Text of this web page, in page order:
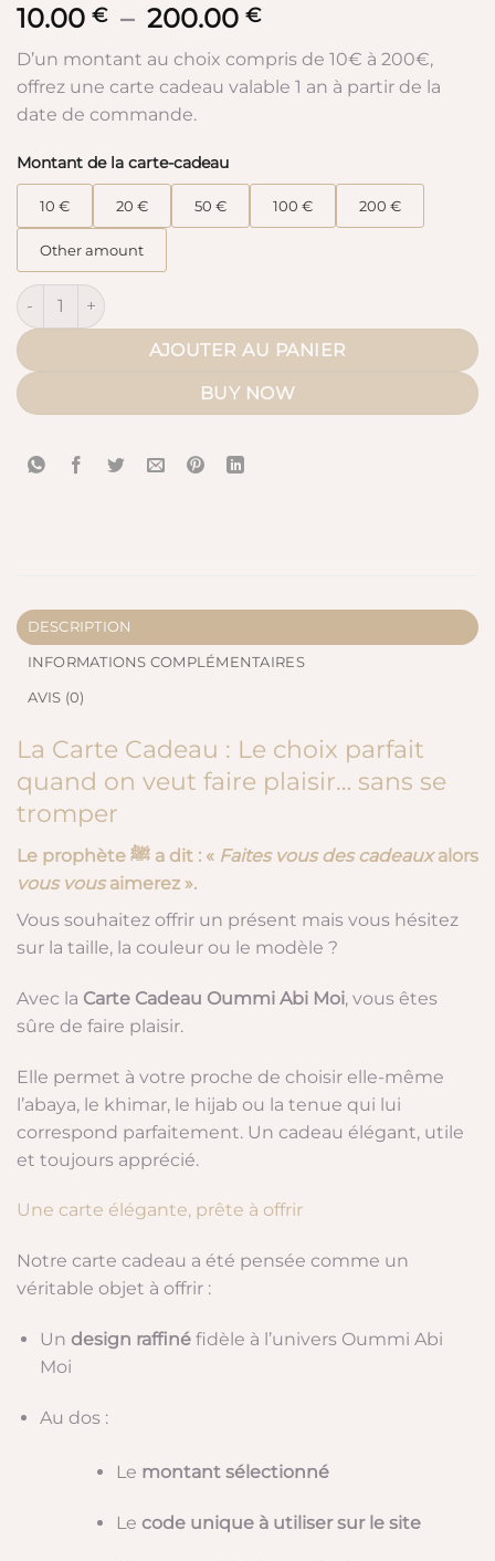
10.00 € – 200.00 €Plage
de
prix :
10.00 €
D’un montant au choix compris de 10€ à 200€,
offrez une carte cadeau valable 1 an à partir de la
date de commande.
Montant de la carte-cadeau
10 € 20 € 50 € 100 € 200 €
Other amount
quantité de Carte Cadeau Version digitale (envoyée par email)
AJOUTER AU PANIER
BUY NOW
DESCRIPTION
INFORMATIONS COMPLÉMENTAIRES
AVIS (0)
La Carte Cadeau : Le choix parfait
quand on veut faire plaisir… sans se
tromper
Le prophète ﷺ a dit : « Faites vous des cadeauxalors
vous vousaimerez ».
Vous souhaitez offrir un présent mais vous hésitez
sur la taille, la couleur ou le modèle ?
Avec la Carte Cadeau Oummi Abi Moi, vous êtes
sûre de faire plaisir.
Elle permet à votre proche de choisir elle-même
l’abaya, le khimar, le hijab ou la tenue qui lui
correspond parfaitement. Un cadeau élégant, utile
et toujours apprécié.
Une carte élégante, prête à offrir
Notre carte cadeau a été pensée comme un
véritable objet à offrir :
Un design raffinéfidèle à l’univers Oummi Abi
Moi
Au dos :
Le montant sélectionné
Le code unique à utiliser sur le site